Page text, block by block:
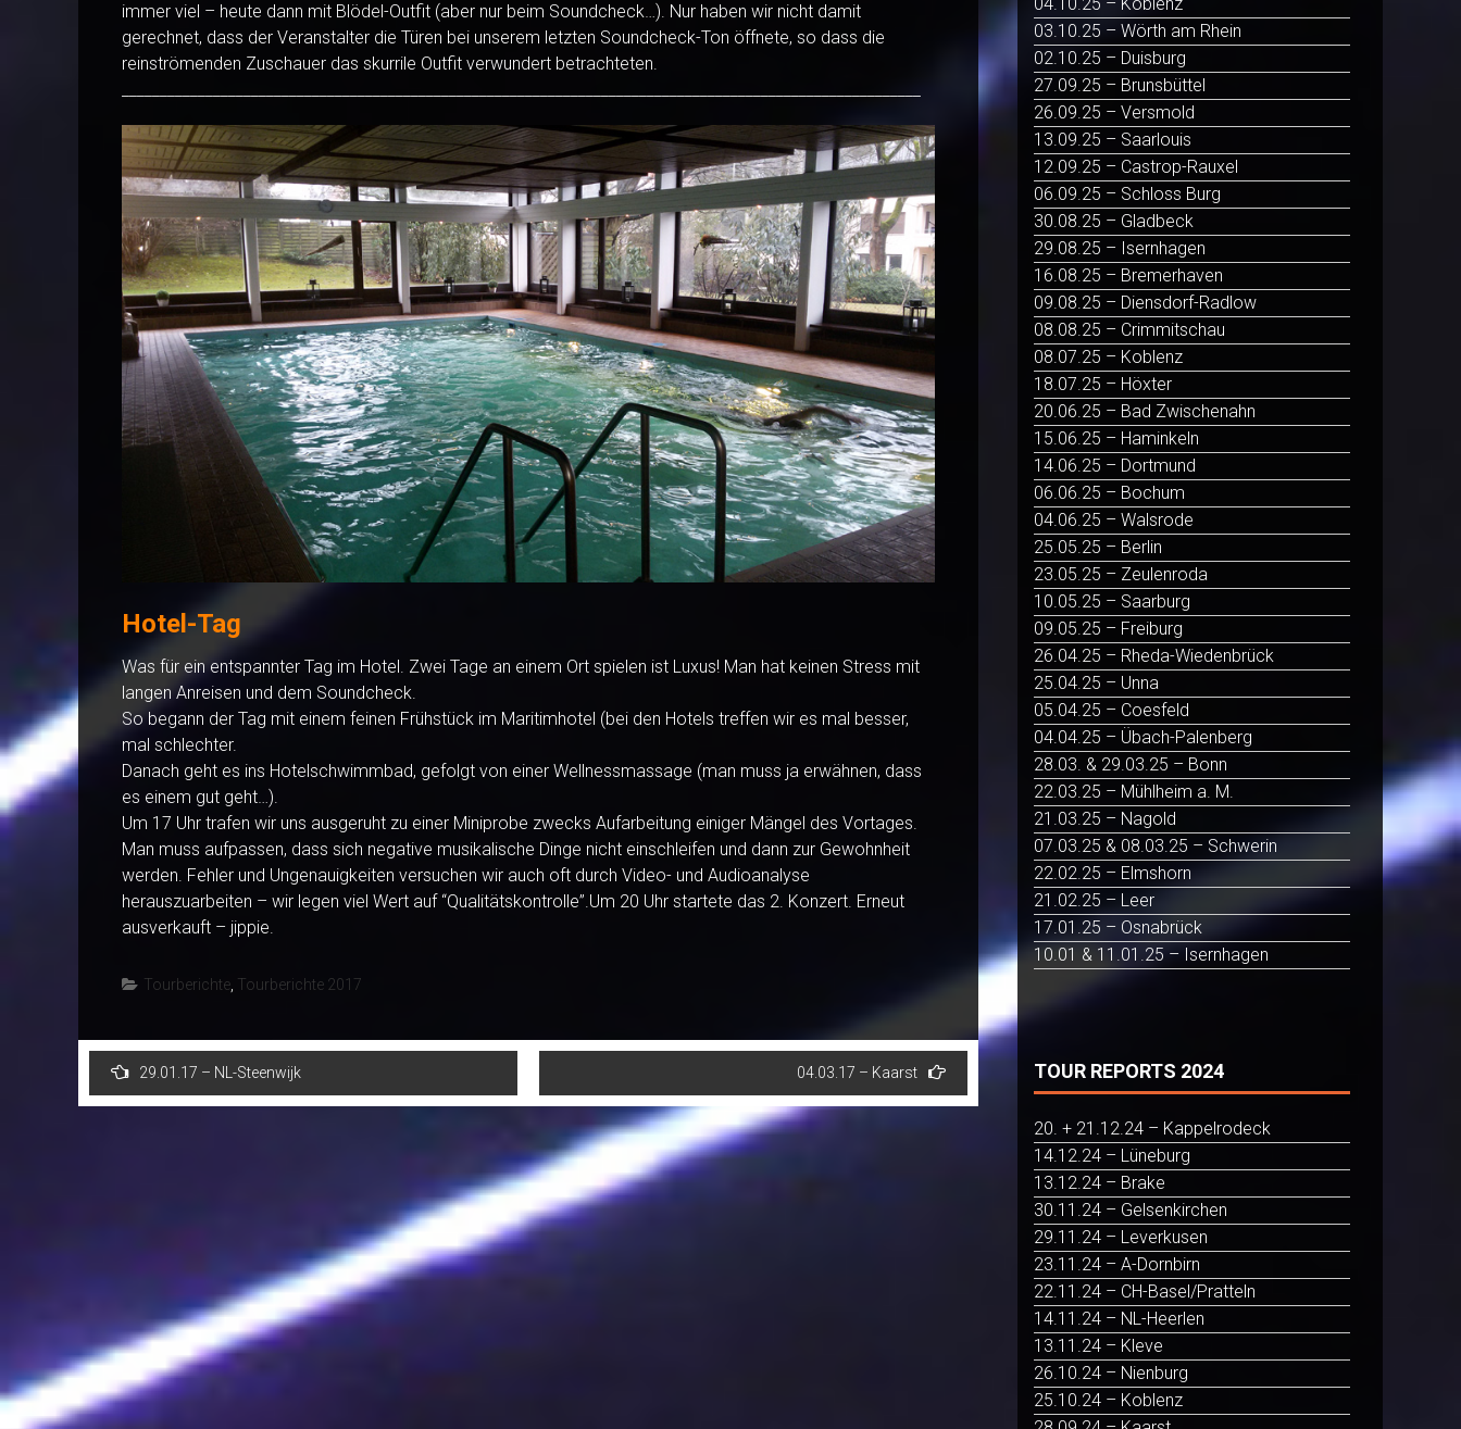
immer viel – heute dann mit Blödel-Outfit (aber nur beim Soundcheck…). Nur haben wir nicht damit
gerechnet, dass der Veranstalter die Türen bei unserem letzten Soundcheck-Ton öffnete, so dass die
reinströmenden Zuschauer das skurrile Outfit verwundert betrachteten.
Hotel-Tag
Was für ein entspannter Tag im Hotel. Zwei Tage an einem Ort spielen ist Luxus! Man hat keinen Stress mit
langen Anreisen und dem Soundcheck.
So begann der Tag mit einem feinen Frühstück im Maritimhotel (bei den Hotels treffen wir es mal besser,
mal schlechter.
Danach geht es ins Hotelschwimmbad, gefolgt von einer Wellnessmassage (man muss ja erwähnen, dass
es einem gut geht…).
Um 17 Uhr trafen wir uns ausgeruht zu einer Miniprobe zwecks Aufarbeitung einiger Mängel des Vortages.
Man muss aufpassen, dass sich negative musikalische Dinge nicht einschleifen und dann zur Gewohnheit
werden. Fehler und Ungenauigkeiten versuchen wir auch oft durch Video- und Audioanalyse
herauszuarbeiten – wir legen viel Wert auf “Qualitätskontrolle”.Um 20 Uhr startete das 2. Konzert. Erneut
ausverkauft – jippie.
Tourberichte Tourberichte 2017
Post
navigation
29.01.17 – NL-Steenwijk 04.03.17 – Kaarst
03.10.25 – Wörth am Rhein
02.10.25 – Duisburg
27.09.25 – Brunsbüttel
26.09.25 – Versmold
13.09.25 – Saarlouis
12.09.25 – Castrop-Rauxel
06.09.25 – Schloss Burg
30.08.25 – Gladbeck
29.08.25 – Isernhagen
16.08.25 – Bremerhaven
09.08.25 – Diensdorf-Radlow
08.08.25 – Crimmitschau
08.07.25 – Koblenz
18.07.25 – Höxter
20.06.25 – Bad Zwischenahn
15.06.25 – Haminkeln
14.06.25 – Dortmund
06.06.25 – Bochum
04.06.25 – Walsrode
25.05.25 – Berlin
23.05.25 – Zeulenroda
10.05.25 – Saarburg
09.05.25 – Freiburg
26.04.25 – Rheda-Wiedenbrück
25.04.25 – Unna
05.04.25 – Coesfeld
04.04.25 – Übach-Palenberg
28.03. & 29.03.25 – Bonn
22.03.25 – Mühlheim a. M.
21.03.25 – Nagold
07.03.25 & 08.03.25 – Schwerin
22.02.25 – Elmshorn
21.02.25 – Leer
17.01.25 – Osnabrück
10.01 & 11.01.25 – Isernhagen
TOUR REPORTS 2024
20. + 21.12.24 – Kappelrodeck
14.12.24 – Lüneburg
13.12.24 – Brake
30.11.24 – Gelsenkirchen
29.11.24 – Leverkusen
23.11.24 – A-Dornbirn
22.11.24 – CH-Basel/Pratteln
14.11.24 – NL-Heerlen
13.11.24 – Kleve
26.10.24 – Nienburg
25.10.24 – Koblenz